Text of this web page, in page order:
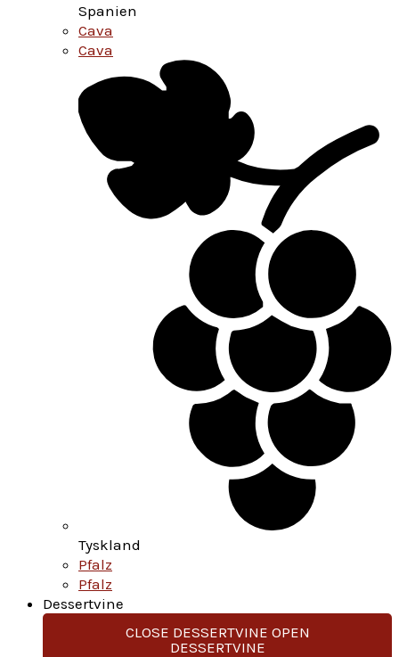
Spanien
Cava
Cava
Tyskland
Pfalz
Pfalz
Dessertvine
CLOSE DESSERTVINE OPEN
DESSERTVINE